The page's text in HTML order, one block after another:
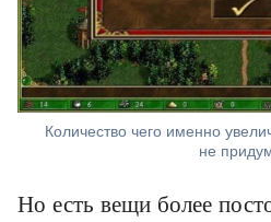
Количество чего именно
не
Но есть вещи более